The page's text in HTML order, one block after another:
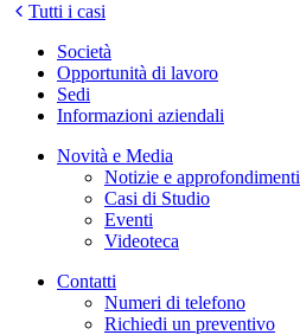
Tutti i casi
Società
Opportunità di lavoro
Sedi
Informazioni aziendali
Novità e Media
Notizie e approfondimenti
Casi di Studio
Eventi
Videoteca
Contatti
Numeri di telefono
Richiedi un preventivo